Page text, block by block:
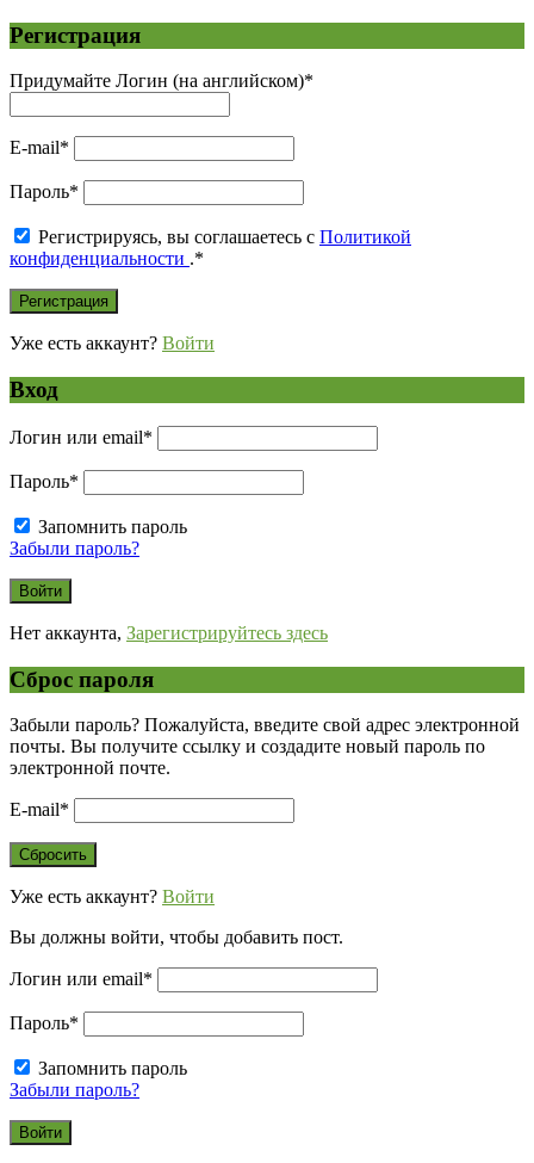
Регистрация
Придумайте Логин (на английском)*
E-mail*
Пароль*
Регистрируясь, вы соглашаетесь с Политикой
конфиденциальности .*
Уже есть аккаунт? Войти
Вход
Логин или email*
Пароль*
Запомнить пароль
Забыли пароль?
Нет аккаунта, Зарегистрируйтесь здесь
Сброс пароля
Забыли пароль? Пожалуйста, введите свой адрес электронной
почты. Вы получите ссылку и создадите новый пароль по
электронной почте.
E-mail*
Уже есть аккаунт? Войти
Вы должны войти, чтобы добавить пост.
Логин или email*
Пароль*
Запомнить пароль
Забыли пароль?